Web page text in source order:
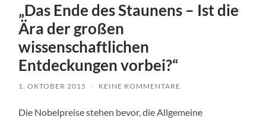
„Das Ende des Staunens – Ist die
Ära der großen
wissenschaftlichen
Entdeckungen vorbei?“
1. OKTOBER 2015 / KEINE KOMMENTARE
Die Nobelpreise stehen bevor, die Allgemeine